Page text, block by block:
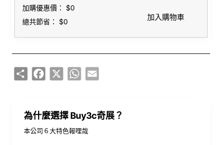
加購優惠價： $0
總共節省： $0 加入購物車
ShareFacebook
X WhatsApp
Email
為什麼選擇 Buy3c奇展？
本公司６大特色報哩哉